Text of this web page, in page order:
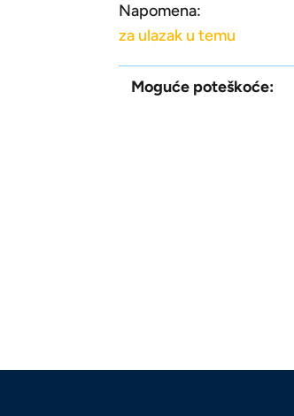
Napomena:
za ulazak u temu
Moguće poteškoće: